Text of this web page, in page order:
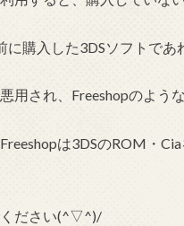
に購入した3DSソフトで
用され、Freeshopのよう
は3DSのROM・
ください(^▽^)/